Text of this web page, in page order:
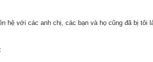
hệ với các anh chị, các bạn và họ cũng đã bị